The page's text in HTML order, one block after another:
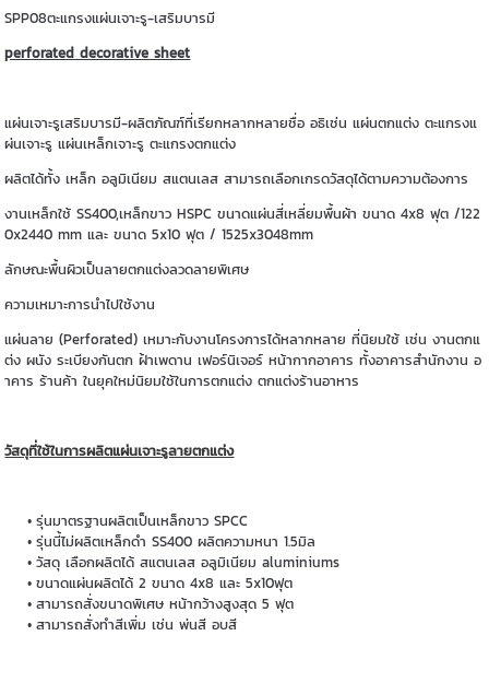
SPP08ตะแกรงแผ่นเจาะรู-เสริมบารมี
perforated decorative sheet
แผ่นเจาะรูเสริมบารมี-ผลิตภัณฑ์ที่เรียกหลากหลายชื่อ อธิเช่น แผ่นตกแต่ง ตะแกรงแ
ผ่นเจาะรู แผ่นเหล็กเจาะรู ตะแกรงตกแต่ง
ผลิตได้ทั้ง เหล็ก อลูมิเนียม สแตนเลส สามารถเลือกเกรดวัสดุได้ตามความต้องการ
งานเหล็กใช้ SS400,เหล็กขาว HSPC ขนาดแผ่นสี่เหลี่ยมพื้นผ้า ขนาด 4x8 ฟุต /122
0x2440 mm และ ขนาด 5x10 ฟุต / 1525x3048mm
ลักษณะพื้นผิวเป็นลายตกแต่งลวดลายพิเศษ
ความเหมาะการนำไปใช้งาน
แผ่นลาย (Perforated) เหมาะกับงานโครงการได้หลากหลาย ที่นิยมใช้ เช่น งานตกแ
ต่ง ผนัง ระเบียงกันตก ฝ้าเพดาน เฟอร์นิเจอร์ หน้ากากอาคาร ทั้งอาคารสำนักงาน อ
าคาร ร้านค้า ในยุคใหม่นิยมใช้ในการตกแต่ง ตกแต่งร้านอาหาร
วัสดุที่ใช้ในการผลิตแผ่นเจาะรูลายตกแต่ง
รุ่นมาตรฐานผลิตเป็นเหล็กขาว SPCC
รุ่นนี้ไม่ผลิตเหล็กดำ SS400 ผลิตความหนา 1.5มิล
วัสดุ เลือกผลิตได้ สแตนเลส อลูมิเนียม aluminiums
ขนาดแผ่นผลิตได้ 2 ขนาด 4x8 และ 5x10ฟุต
สามารถสั่งขนาดพิเศษ หน้ากว้างสูงสุด 5 ฟุต
สามารถสั่งทำสีเพิ่ม เช่น พ่นสี อบสี